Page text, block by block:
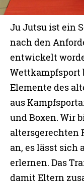
Ju Jutsu ist ein
nach den
entwickelt
Wettkampfsport
Elemente des
aus
und Boxen. Wir
altersgerechten
an, es lässt sich
erlernen. Das
damit Eltern